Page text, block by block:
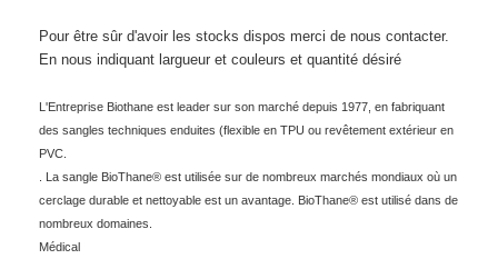
Pour être sûr d'avoir les stocks dispos merci de nous contacter.
En nous indiquant largueur et couleurs et quantité désiré
L'Entreprise Biothane est leader sur son marché depuis 1977, en fabriquant
des sangles techniques enduites (flexible en TPU ou revêtement extérieur en
PVC.
. La sangle BioThane® est utilisée sur de nombreux marchés mondiaux où un
cerclage durable et nettoyable est un avantage. BioThane® est utilisé dans de
nombreux domaines.
Médical